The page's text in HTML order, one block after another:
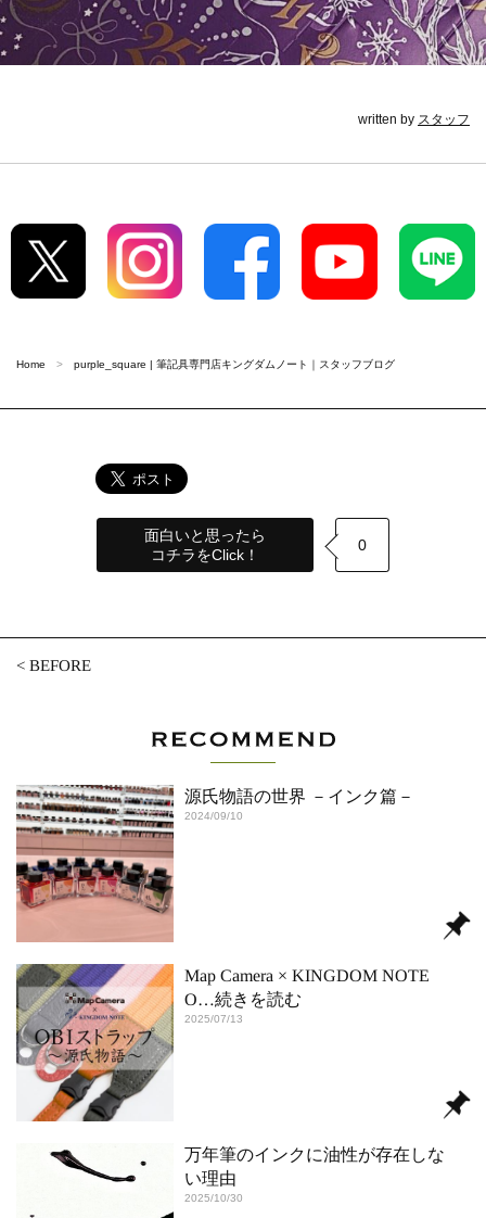
written by スタッフ
Home purple_square | 筆記具専門店キングダムノート｜スタッフブログ
面白いと思ったら
コチラをClick！
0
<BEFORE
源氏物語の世界 －インク篇－
2024/09/10
Map Camera × KINGDOM NOTE
O…続きを読む
2025/07/13
万年筆のインクに油性が存在しな
い理由
2025/10/30